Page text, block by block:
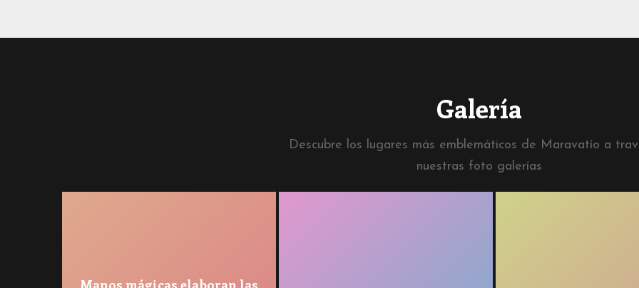
Galería
Descubre los lugares más emblemáticos de Maravatío a
nuestras foto galerías
Manos mágicas elaboran las